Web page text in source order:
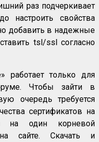
раз подчеркивает
настроить свойства
добавить в надежные
tsl/ssl согласно
работает только для
Чтобы зайти в
очередь требуется
сертификатов на
на один корневой
на сайте. Скачать и